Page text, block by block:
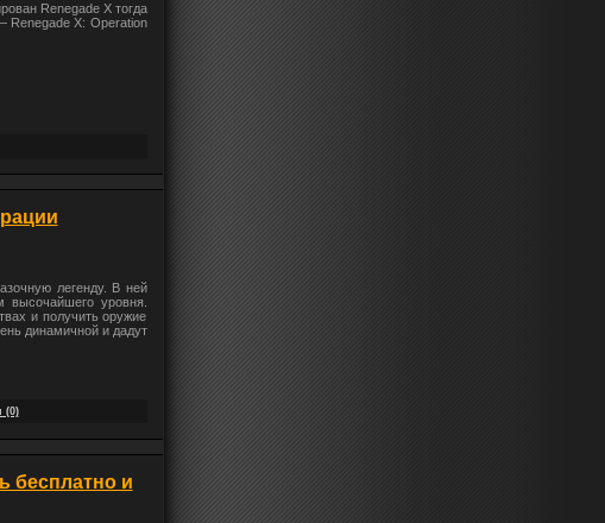
Renegade X тогда
Renegade X: Operation
легенду. В ней
высочайшего уровня.
и получить оружие
динамичной и дадут
(0)
бесплатно и